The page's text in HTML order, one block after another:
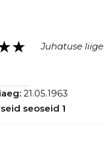
Juhatuse liige
21.05.1963
seoseid 1